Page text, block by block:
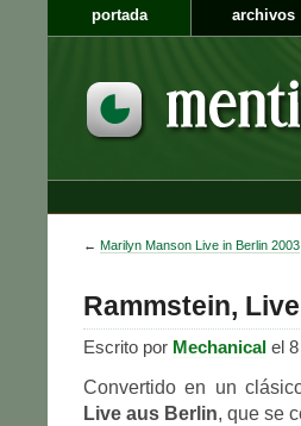
portada archivos
← Marilyn Manson Live in Berlin 2003
Rammstein,
Escrito por Mechanical el
Convertido en un
Live aus Berlin, que se